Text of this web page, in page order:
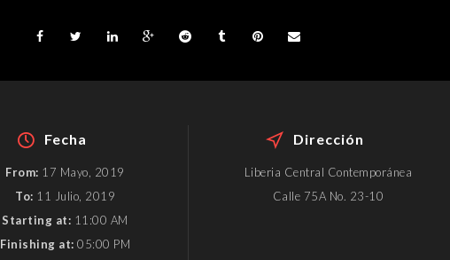
Fecha
From: 17 Mayo, 2019
To: 11 Julio, 2019
Starting at: 11:00 AM
Finishing at: 05:00 PM
Dirección
Liberia Central Contemporánea
Calle 75A No. 23-10